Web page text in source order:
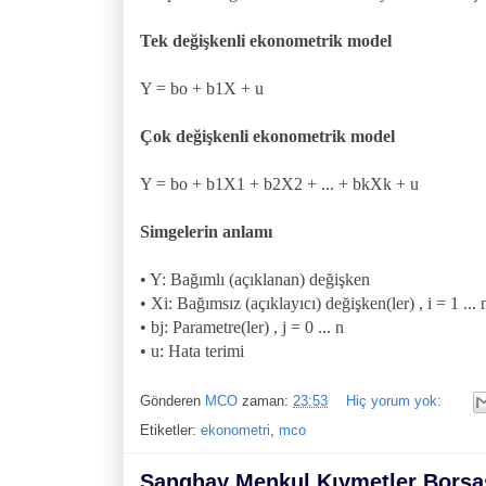
Tek değişkenli ekonometrik model
Y = bo + b1X + u
Çok değişkenli ekonometrik model
Y = bo + b1X1 + b2X2 + ... + bkXk + u
Simgelerin anlamı
• Y: Bağımlı (açıklanan) değişken
• Xi: Bağımsız (açıklayıcı) değişken(ler) , i = 1 ...
• bj: Parametre(ler) , j = 0 ... n
• u: Hata terimi
Gönderen MCO zaman: 23:53
Hiç yorum yok:
Etiketler: ekonometri mco